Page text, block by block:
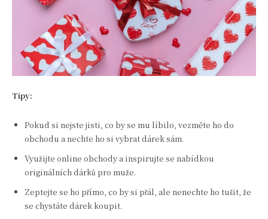
Tipy:
Pokud si nejste jisti, co by se mu líbilo, vezměte ho do
obchodu a nechte ho si vybrat dárek sám.
Využijte online obchody a inspirujte se nabídkou
originálních dárků pro muže.
Zeptejte se ho přímo, co by si přál, ale nenechte ho tušit, že
se chystáte dárek koupit.